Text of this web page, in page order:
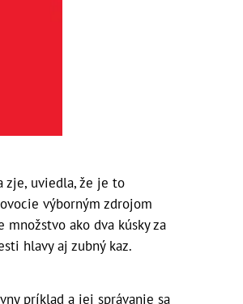
zje, uviedla, že je to
výborným zdrojom
ako dva kúsky za
hlavy aj zubný kaz.
príklad a jej správanie sa